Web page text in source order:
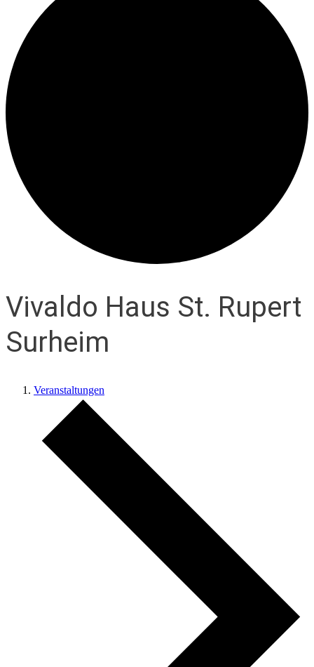
Vivaldo Haus St. Rupert
Surheim
Veranstaltungen